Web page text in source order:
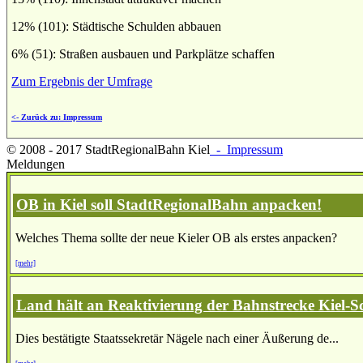
12% (101): Städtische Schulden abbauen
6% (51): Straßen ausbauen und Parkplätze schaffen
Zum Ergebnis der Umfrage
<- Zurück zu: Impressum
© 2008 - 2017 StadtRegionalBahn Kiel - Impressum
Meldungen
OB in Kiel soll StadtRegionalBahn anpacken!
Welches Thema sollte der neue Kieler OB als erstes anpacken?
[mehr]
Land hält an Reaktivierung der Bahnstrecke Kiel-
Dies bestätigte Staatssekretär Nägele nach einer Äußerung de...